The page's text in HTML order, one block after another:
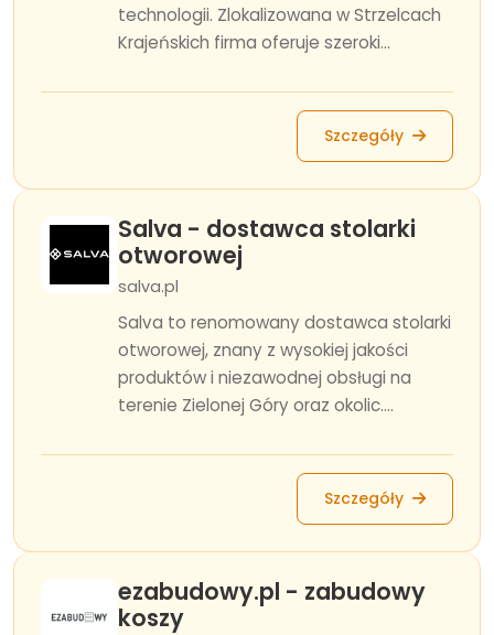
technologii. Zlokalizowana w Strzelcach
Krajeńskich firma oferuje szeroki...
Szczegóły
Salva - dostawca stolarki
otworowej
salva.pl
Salva to renomowany dostawca stolarki
otworowej, znany z wysokiej jakości
produktów i niezawodnej obsługi na
terenie Zielonej Góry oraz okolic....
Szczegóły
ezabudowy.pl - zabudowy
koszy